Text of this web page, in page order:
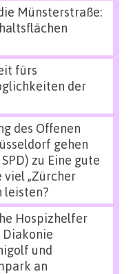
Münsterstraße:
fürs
der
des Offenen
gehen
zu Eine gute
viel „Zürcher
leisten?
Hospizhelfer
Diakonie
und
an